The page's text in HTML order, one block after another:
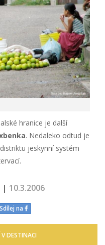
hranice je další
. Nedaleko odtud je
jeskynní systém
| 10.3.2006
Sdílej na
DESTINACI